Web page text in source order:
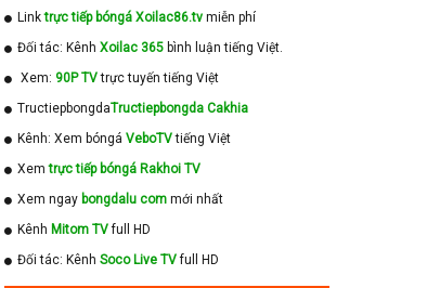
Linktrực tiếp bóngá Xoilac86.tv miễn phí
Đối tác: Kênh Xoilac 365 bình luận tiếng Việt.
Xem: 90P TVtrực tuyến tiếng Việt
TructiepbongdaTructiepbongda Cakhia
Kênh: Xem bóngá VeboTVtiếng Việt
Xemtrực tiếp bóngá Rakhoi TV
Xem ngay bongdalu com mới nhất
Kênh Mitom TVfull HD
Đối tác: Kênh Soco Live TVfull HD